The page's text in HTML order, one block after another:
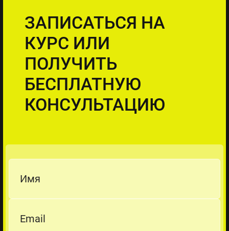
ЗАПИСАТЬСЯ НА
КУРС ИЛИ
ПОЛУЧИТЬ
БЕСПЛАТНУЮ
КОНСУЛЬТАЦИЮ
Имя
Email